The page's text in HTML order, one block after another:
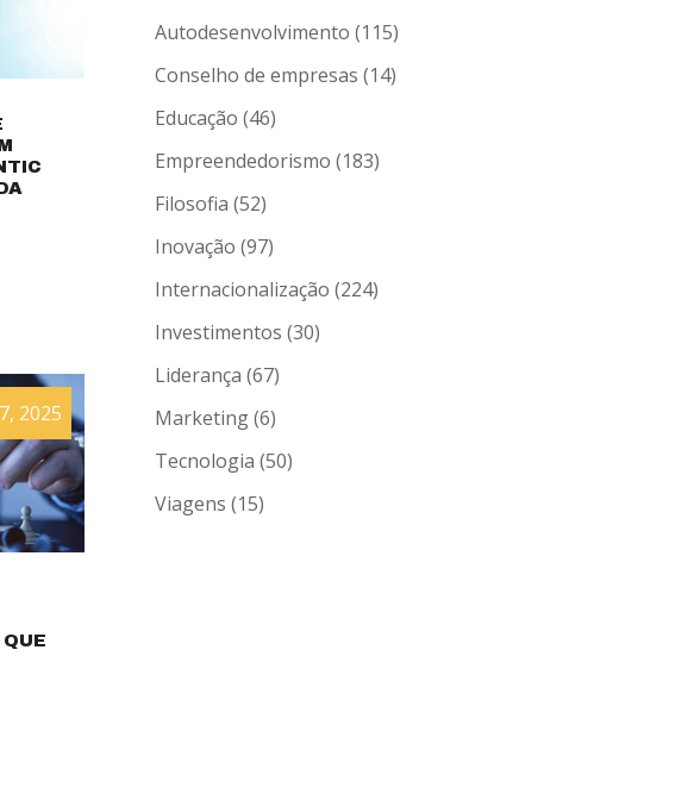
2025
Autodesenvolvimento (115)
Conselho de empresas (14)
Educação (46)
Empreendedorismo (183)
Filosofia (52)
Inovação (97)
Internacionalização (224)
Investimentos (30)
Liderança (67)
Marketing(6)
Tecnologia (50)
Viagens (15)